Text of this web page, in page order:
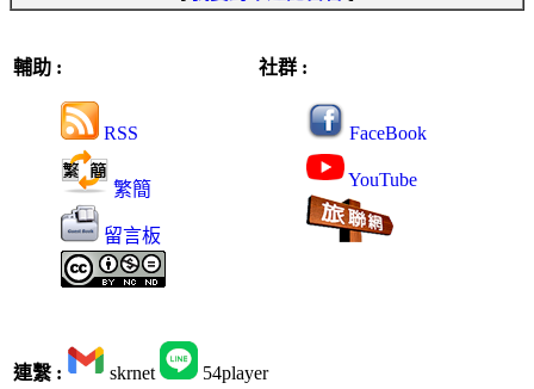
輔助 :
RSS
繁簡
留言板
社群 :
FaceBook
YouTube
連繫 : skrnet 54player